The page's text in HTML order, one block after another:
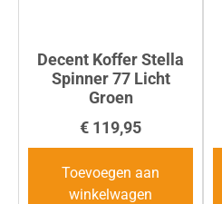
Decent Koffer Stella
Spinner 77 Licht
Groen
€ 119,95
Toevoegen aan
winkelwagen